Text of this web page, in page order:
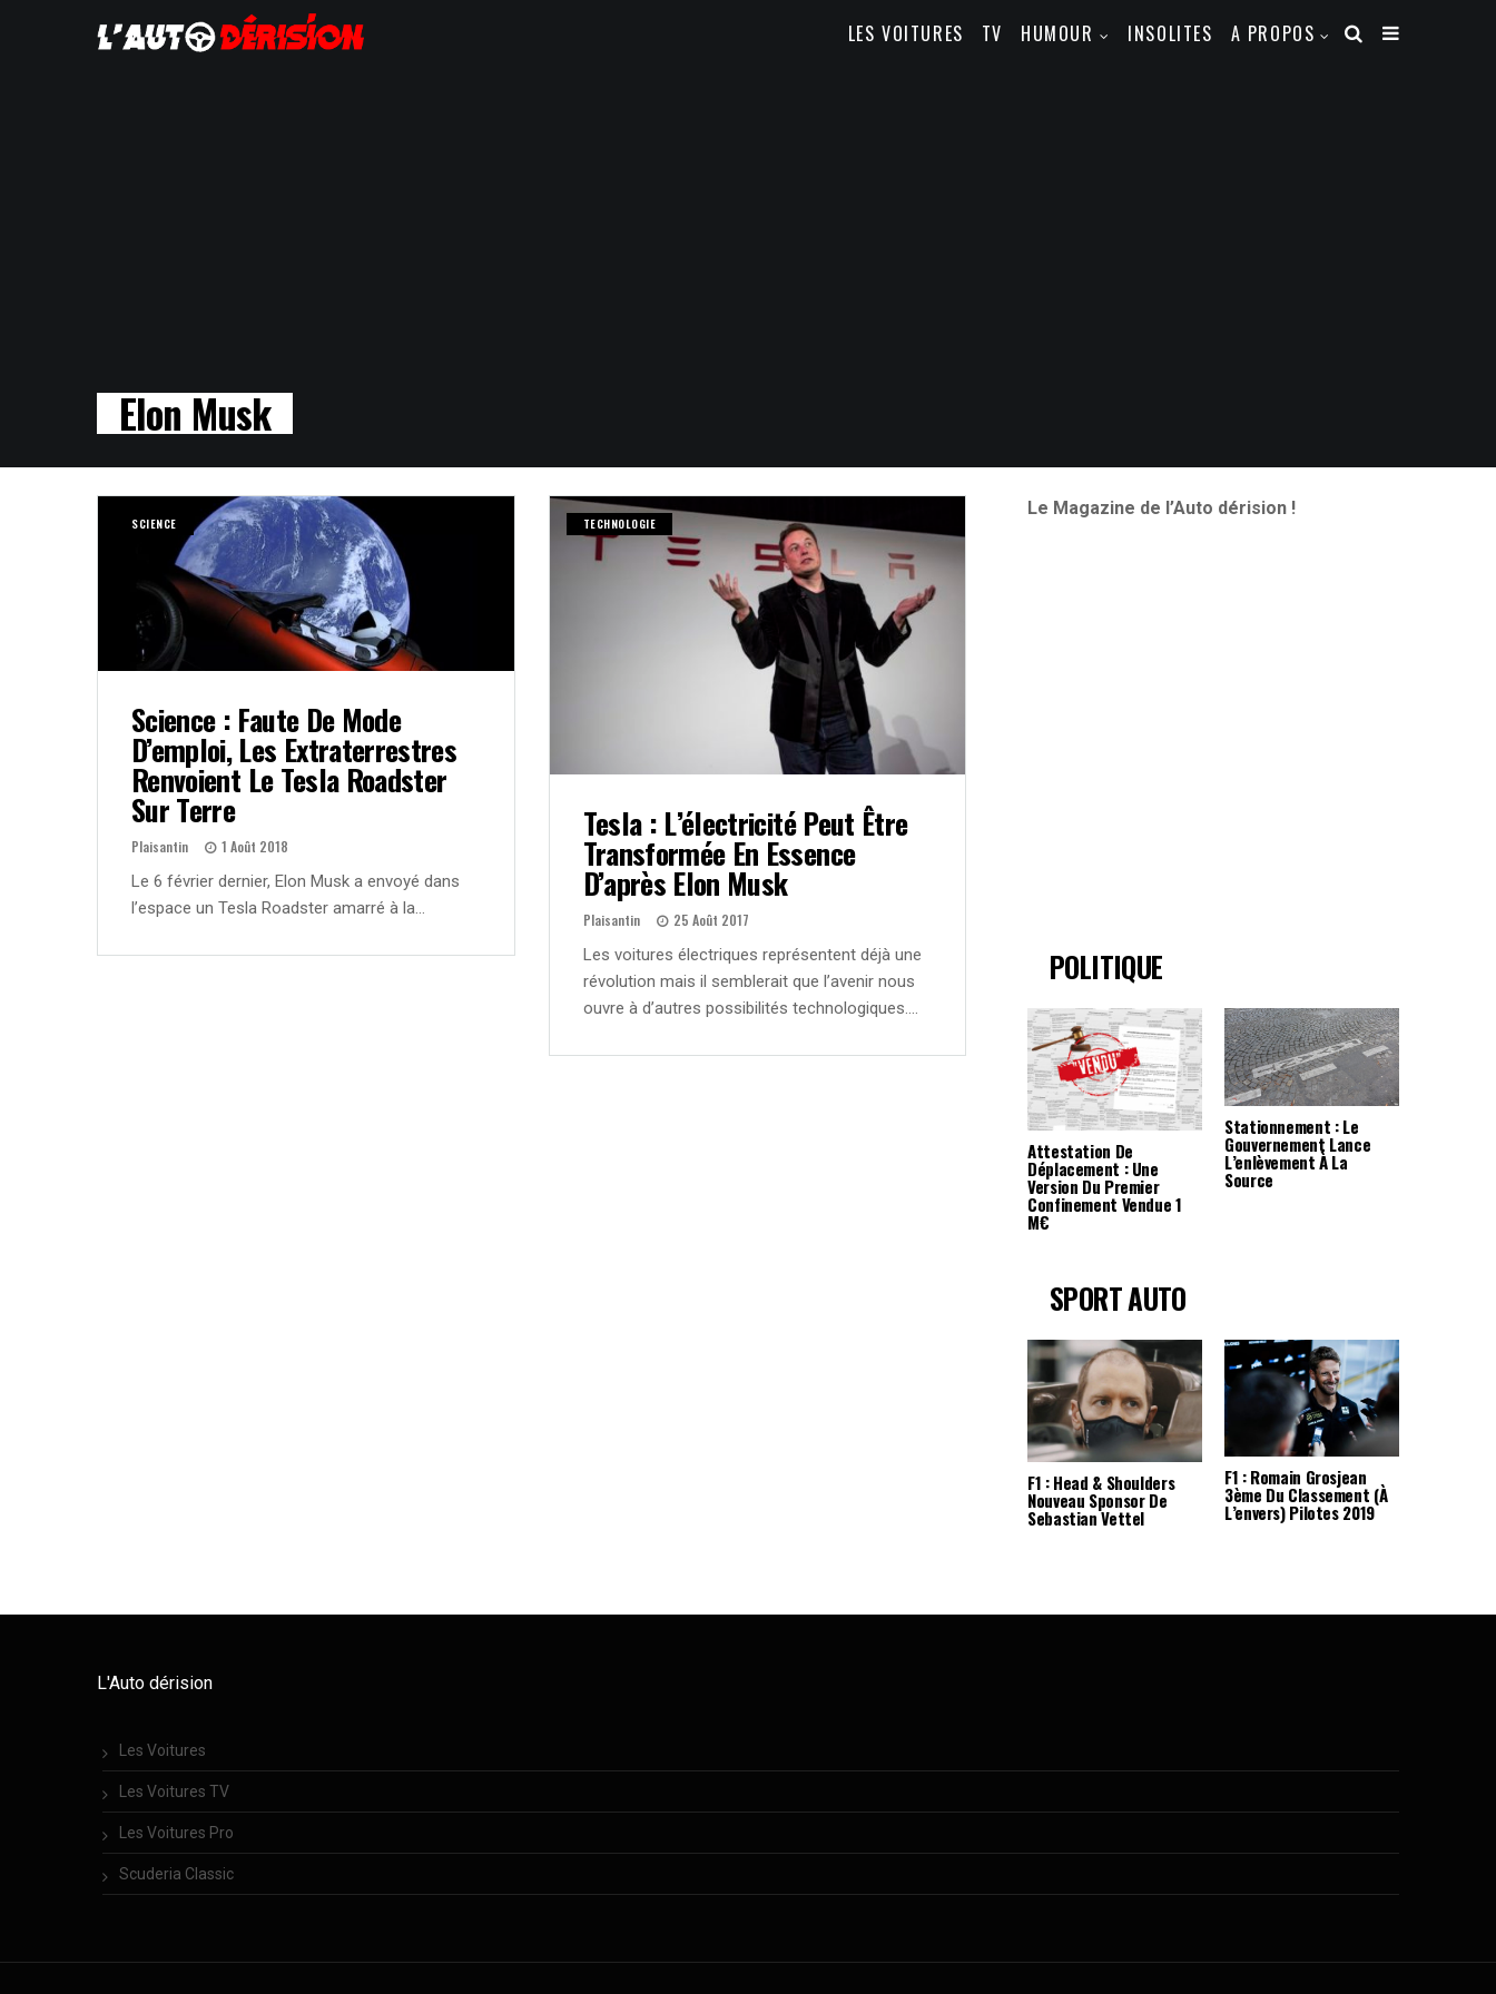
LES VOITURES TV HUMOUR INSOLITES A PROPOS
Elon Musk
SCIENCE
Science : Faute De Mode
D’emploi, Les Extraterrestres
Renvoient Le Tesla Roadster
Sur Terre
Plaisantin 1 Août 2018
Le 6 février dernier, Elon Musk a envoyé dans
l’espace un Tesla Roadster amarré à la…
TECHNOLOGIE
Tesla : L’électricité Peut Être
Transformée En Essence
D’après Elon Musk
Plaisantin 25 Août 2017
Les voitures électriques représentent déjà une
révolution mais il semblerait que l’avenir nous
ouvre à d’autres possibilités technologiques….
Le Magazine de l’Auto dérision !
POLITIQUE
Attestation De
Déplacement : Une
Version Du Premier
Confinement Vendue 1
M€
Stationnement : Le
Gouvernement Lance
L’enlèvement À La
Source
SPORT AUTO
F1 : Head & Shoulders
Nouveau Sponsor De
Sebastian Vettel
F1 : Romain Grosjean
3ème Du Classement (à
L’envers) Pilotes 2019
L'Auto dérision
Les Voitures
Les Voitures TV
Les Voitures Pro
Scuderia Classic